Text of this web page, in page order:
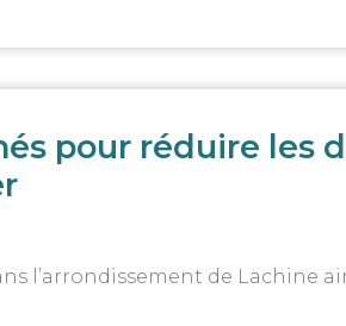
pour réduire les
l’arrondissement de Lachine